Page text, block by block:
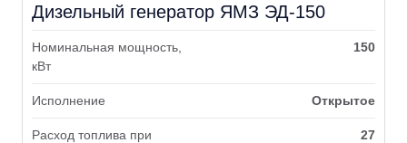
Дизельный генератор ЯМЗ ЭД-150
Номинальная мощность,
кВт
150
Исполнение Открытое
Расход топлива при
27